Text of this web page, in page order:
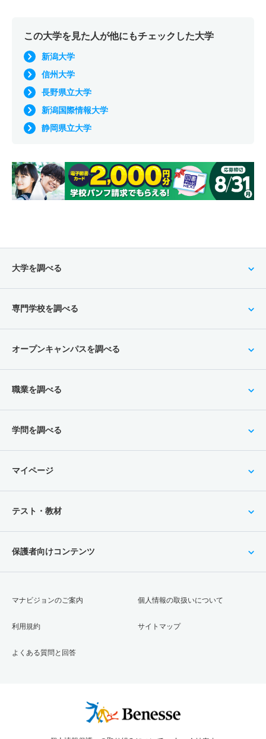
この大学を見た人が他にもチェックした大学
新潟大学
信州大学
長野県立大学
新潟国際情報大学
静岡県立大学
大学を調べる
専門学校を調べる
オープンキャンパスを調べる
職業を調べる
学問を調べる
マイページ
テスト・教材
保護者向けコンテンツ
マナビジョンのご案内
利用規約
よくある質問と回答
個人情報の取扱いについて
サイトマップ